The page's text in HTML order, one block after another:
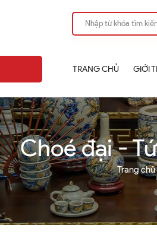
TRANG CHỦ GIỚI
Choé đại -
Trang chủ